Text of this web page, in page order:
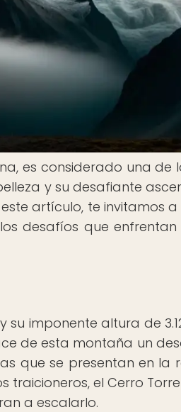
es considerado una de
y su desafiante
artículo, te invitamos
desafíos que enfrentan
imponente altura de
de esta montaña un
que se presentan en la
traicioneros, el Cerro
a escalarlo.